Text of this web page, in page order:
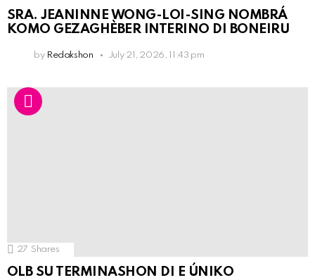
SRA. JEANINNE WONG-LOI-SING NOMBRÁ
KOMO GEZAGHÈBER INTERINO DI BONEIRU
by Redakshon July 21, 2026, 11:43 pm
27 Shares
OLB SU TERMINASHON DI E ÚNIKO